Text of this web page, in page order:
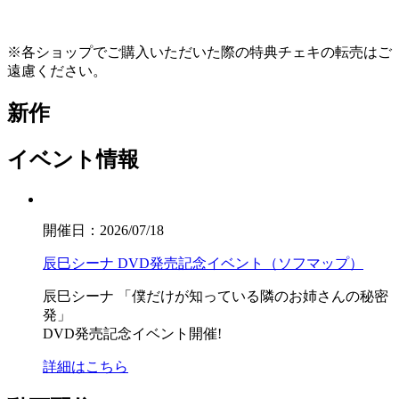
※各ショップでご購入いただいた際の特典チェキの転売はご
遠慮ください。
新作
イベント情報
開催日：2026/07/18
辰巳シーナ DVD発売記念イベント（ソフマップ）
辰巳シーナ
「僕だけが知っている隣のお姉さんの秘密
発」
DVD発売記念イベント開催!
詳細はこちら